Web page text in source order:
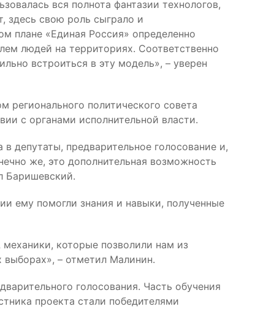
вся полнота фантазии технологов,
здесь свою роль сыграло и
плане «Единая Россия» определенно
людей на территориях. Соответственно
встроиться в эту модель», – уверен
регионального политического совета
с органами исполнительной власти.
депутаты, предварительное голосование и,
же, это дополнительная возможность
Баришевский.
ему помогли знания и навыки, полученные
которые позволили нам из
– отметил Малинин.
голосования. Часть обучения
проекта стали победителями